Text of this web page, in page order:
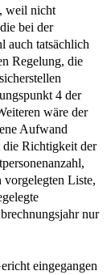
weil nicht
bei der
auch tatsächlich
Regelung, die
4 der
wäre der
Aufwand
Richtigkeit der
vorgelegten Liste,
nur
eingegangen